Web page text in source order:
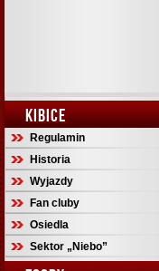
KIBICE
Regulamin
Historia
Wyjazdy
Fan cluby
Osiedla
Sektor „Niebo”